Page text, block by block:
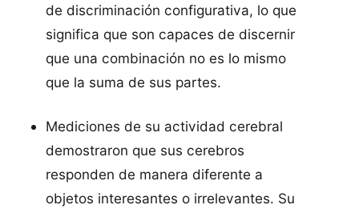
de discriminación configurativa, lo que
significa que son capaces de discernir
que una combinación no es lo mismo
que la suma de sus partes.
Mediciones de su actividad cerebral
demostraron que sus cerebros
responden de manera diferente a
objetos interesantes o irrelevantes. Su